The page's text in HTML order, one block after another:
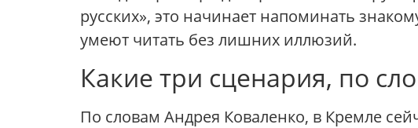
русских», это начинает напоминать
умеют читать без лишних иллюзий.
Какие три сценария, по
По словам Андрея Коваленко, в Кремле